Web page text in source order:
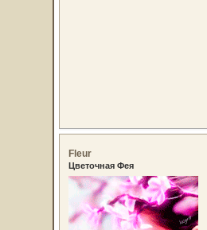
Fleur
Цветочная Фея